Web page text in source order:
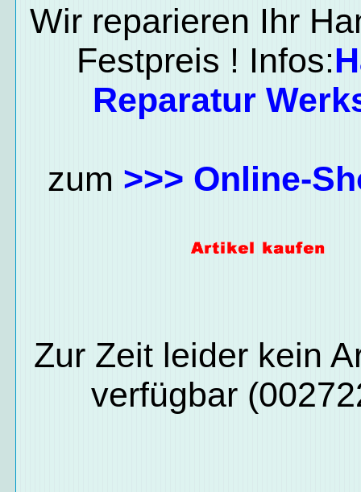
Wir reparieren Ihr
Festpreis ! Infos:
Reparatur
zum >>> Online-
Zur Zeit leider kein
verfügbar